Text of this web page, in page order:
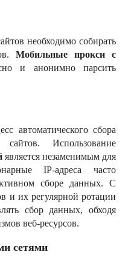
необходимо собирать
Мобильные прокси с
и анонимно парсить
автоматического сбора
Использование
является незаменимым для
IP-адреса часто
сборе данных. С
и их регулярной ротации
сбор данных, обходя
веб-ресурсов.
сетями